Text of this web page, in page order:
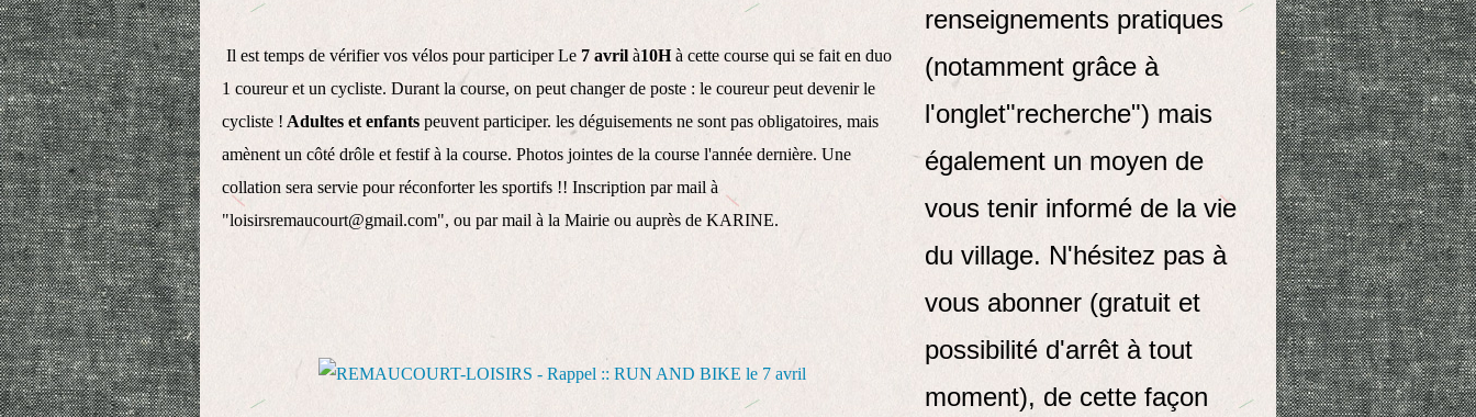
Il est temps de vérifier vos vélos pour participer Le 7 avril à10Hà cette course qui se fait en duo
1 coureur et un cycliste. Durant la course, on peut changer de poste : le coureur peut devenir le
cycliste ! Adultes et enfants peuvent participer. les déguisements ne sont pas obligatoires, mais
amènent un côté drôle et festif à la course. Photos jointes de la course l'année dernière. Une
collation sera servie pour réconforter les sportifs !! Inscription par mail à
"loisirsremaucourt@gmail.com", ou par mail à la Mairie ou auprès de KARINE.
renseignements pratiques
(notamment grâce à
l'onglet"recherche") mais
également un moyen de
vous tenir informé de la vie
du village. N'hésitez pas à
vous abonner (gratuit et
possibilité d'arrêt à tout
moment), de cette façon